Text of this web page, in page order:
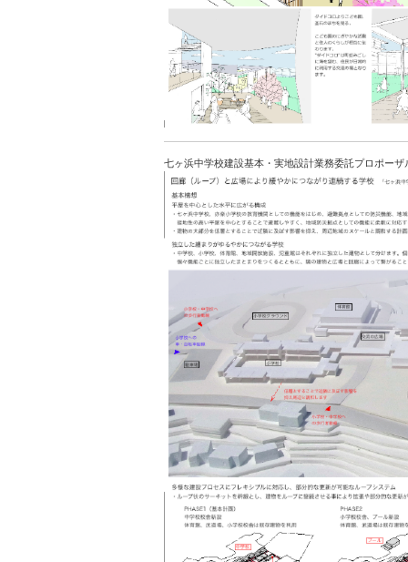
七ヶ浜中学校建設基本・実地設計業務委託プロポーザ